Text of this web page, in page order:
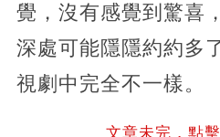
覺，沒有感覺到驚喜
深處可能隱隱約約多
視劇中完全不一樣。
文章未完，點